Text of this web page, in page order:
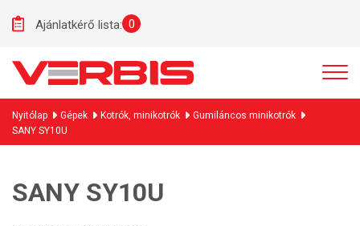
Ajánlatkérő lista: 0
Nyitólap Gépek Kotrók, minikotrók
Gumiláncos minikotrók
SANY SY10U
SANY SY10U